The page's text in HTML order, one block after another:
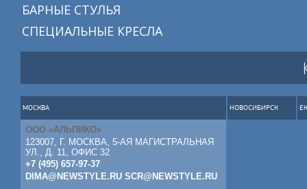
БАРНЫЕ СТУЛЬЯ
СПЕЦИАЛЬНЫЕ КРЕСЛА
МОСКВА
ООО «АЛЬПИКО»
123007, Г. МОСКВА, 5-АЯ МАГИСТРАЛЬНАЯ
УЛ., Д. 11, ОФИС 32
+7 (495) 657-97-37
DIMA@NEWSTYLE.RU SCR@NEWSTYLE.RU
НОВОСИБИРСК